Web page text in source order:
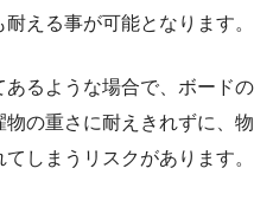
える事が可能となります。
るような場合で、ボードの
の重さに耐えきれずに、物
しまうリスクがあります。